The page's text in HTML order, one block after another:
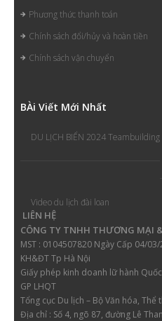
Phương thức thanh toán
Chính sách đổi/hủy và hoàn tiền
Chính sách vận chuyển
BÀi Viết Mới Nhất
DU LỊCH BIỂN 2024 Teambuilding
Video du lịch đài loan
LIÊN HỆ
CÔNG TY TNHH THƯƠNG MẠI
MST : 0104507820 Ngày Cấp 04/
KH&ĐT Tp Hà Nội
Giấy phép kinh doanh lữ hành
GP LHQT
Tổng cục Du lịch – Bộ Văn hóa, Thể
Địa chỉ : Số 4, ngõ 87, đường Lê